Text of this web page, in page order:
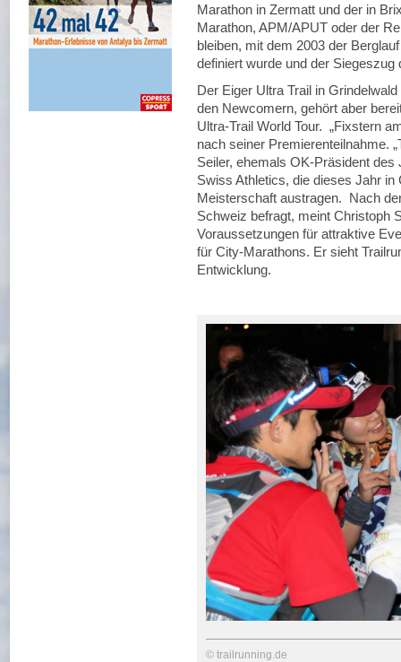
Marathon in Zermatt und der in
Marathon, APM/APUT oder der
bleiben, mit dem 2003 der
definiert wurde und der Siegeszug
Der Eiger Ultra Trail in
den Newcomern, gehört aber
Ultra-Trail World Tour. „Fixstern
nach seiner Premierenteilnahme.
Seiler, ehemals OK-Präsident
Swiss Athletics, die dieses Jahr in
Meisterschaft austragen. Nach
Schweiz befragt, meint Christoph
Voraussetzungen für attraktive
für City-Marathons. Er sieht
Entwicklung.
© trailrunning.de